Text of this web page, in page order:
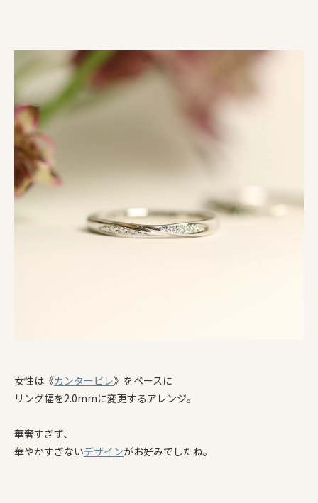
女性は《カンタービレ》をベースに
リング幅を2.0mmに変更するアレンジ。
華奢すぎず、
華やかすぎないデザインがお好みでしたね。